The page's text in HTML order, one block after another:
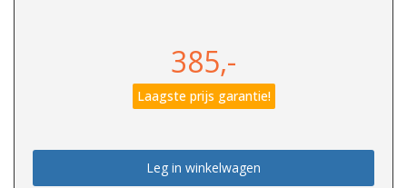
385,-
Laagste prijs garantie!
Leg in winkelwagen